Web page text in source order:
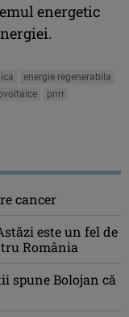
energetic
energie regenerabila
pnrr
cancer
este un fel de
România
spune Bolojan că